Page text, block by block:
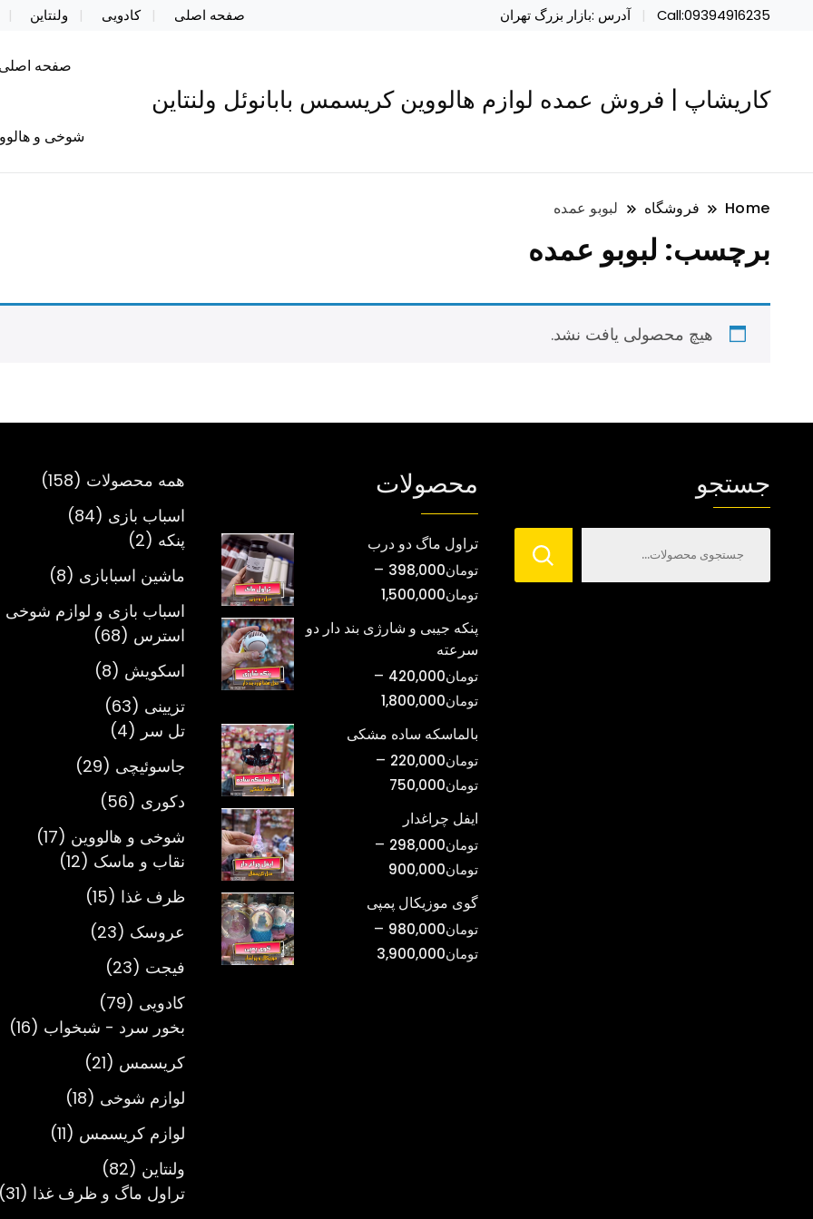
Call:09394916235 آدرس :بازار بزرگ تهران صفحه اصلی کادویی ولنتاین
کاریشاپ | فروش عمده لوازم هالووین کریسمس بابانوئل ولنتاین
صفحه
شوخی و
Home فروشگاه لبوبو عمده
برچسب: لبوبو عمده
هیچ محصولی یافت نشد.
جستجو محصولات
تراول ماگ دو درب
تومان398,000
–
تومان1,500,000محدوده
تومان398,000
تومان1,500,000
پنکه جیبی و شارژی بند دار دو
سرعته
تومان420,000
–
تومان1,800,000محدوده
قیمت:
تومان420,000
بالماسکه ساده مشکی
تومان220,000
–
تومان750,000
تومان220,000
تومان750,000
ایفل چراغدار
تومان298,000
–
تومان900,000
تومان298,000
تومان900,000
گوی موزیکال پمپی
تومان980,000
–
تومان3,900,000
همه محصولات 158
158
اسباب بازی 84
84
پنکه 2
2
محصول
ماشین اسبابازی 8
8
اسباب بازی و لوازم
استرس
68
68
محصول
اسکویش 8
8
تزیینی 63
63
محصول
تل سر 4
4
محصول
جاسوئیچی 29
29
دکوری 56
56
محصول
شوخی و هالووین 17
17
نقاب و ماسک 12
12
ظرف غذا 15
15
محصول
عروسک 23
23
فیجت 23
23
محصول
کادویی 79
79
محصول
بخور سرد - شبخواب 16
16
کریسمس 21
21
محصول
لوازم شوخی 18
18
محصول
لوازم کریسمس 11
11
ولنتاین 82
82
محصول
تراول ماگ و ظرف غذا 31